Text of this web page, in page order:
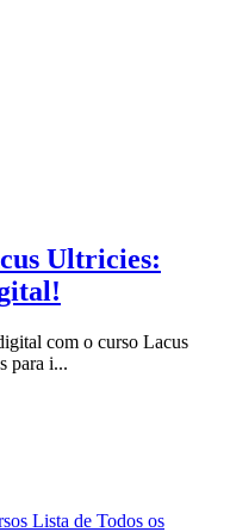
Ultricies:
com o curso Lacus
para i...
Lista de Todos os